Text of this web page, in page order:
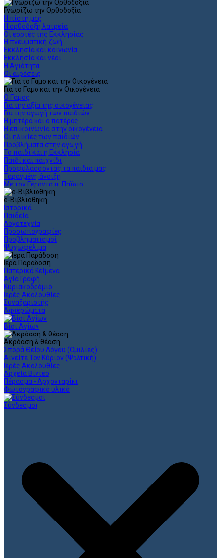
Γνωρίζω την Ορθοδοξία
Η πίστη μας
Η ορθόδοξη λατρεία
Οι εορτές της Εκκλησίας
Η πνευματική ζωή
Εκκλησία και κοινωνία
Εκκλησία και νέοι
Η Αγιότητα
Οι αιρέσεις
Για το Γάμο και την Οικογένεια
Ο Γάμος
Για την αξία της οικογένειας
Για την αγωγή των παιδιών
Η μητέρα και ο πατέρας
Η επικοινωνία στην οικογένεια
Οι ηλικίες των παιδιών
Προβλήματα στην αγωγή
Το παιδί και η Εκκλησία
Παιδί και παιχνίδι
Προφυλάσσοντας τα παιδιά μας
Ταραγμένη άνοιξη
Με τον Γέροντα π. Παϊσιο
e-Βιβλιοθηκη
Ιστορικά
Παιδεία
Λογοτεχνία
Προσωπογραφίες
Προβληματισμοί
Ψυχωφέλιμα
Ιερά Παράδοση
Πατερικά Κείμενα
Αγία Γραφή
Κυριακοδρόμιο
Ιερές Ακολουθίες
Συναξαριστής
Αφιερώματα
Βίοι Αγίων
Ακρόαση & θέαση
Σπορά Θείου Λόγου (Ομιλίες)
Αινείτε Τον Κύριον (Ψαλτική)
Ιερές Ακολουθίες
Αρχεία Βίντεο
Πέρασμα - Αρχονταρίκι
Φωτογραφικό υλικό
Σύνδεσμοι